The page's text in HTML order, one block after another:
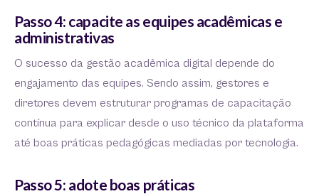
Passo 4: capacite as equipes acadêmicas e
administrativas
O sucesso da gestão acadêmica digital depende do
engajamento das equipes. Sendo assim, gestores e
diretores devem estruturar programas de capacitação
contínua para explicar desde o uso técnico da plataforma
até boas práticas pedagógicas mediadas por tecnologia.
Passo 5: adote boas práticas